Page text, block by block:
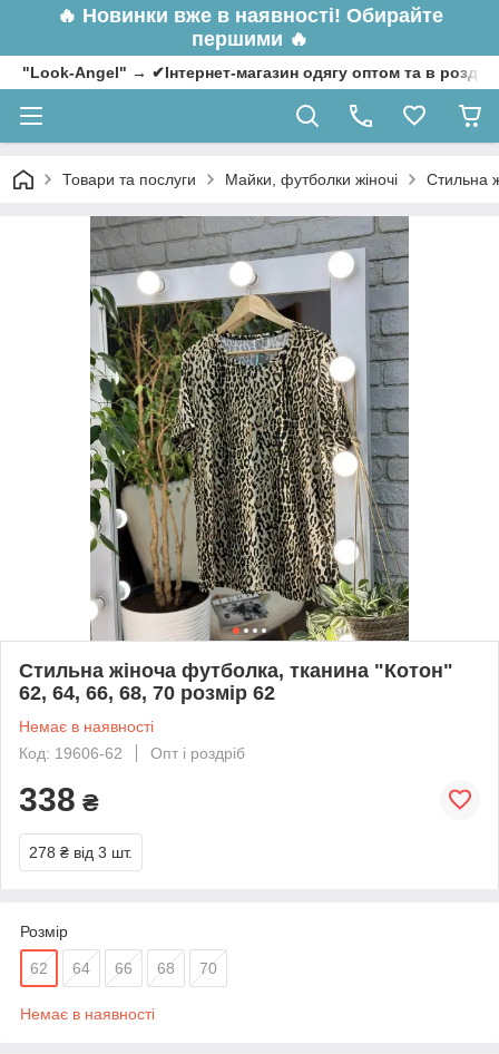
🔥 Новинки вже в наявності! Обирайте
першими 🔥
"Look-Angel" → ✔Інтернет-магазин одягу оптом та в
Товари та послуги Майки, футболки жіночі Стильна
Стильна жіноча футболка, тканина "Котон"
62, 64, 66, 68, 70 розмір 62
Немає в наявності
Код: 19606-62
Опт і роздріб
338 ₴
278 ₴ від 3 шт.
Розмір
62 64 66 68 70
Немає в наявності